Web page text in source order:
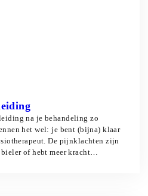
na je behandeling zo
het wel: je bent (bijna) klaar
De pijnklachten zijn
of hebt meer kracht